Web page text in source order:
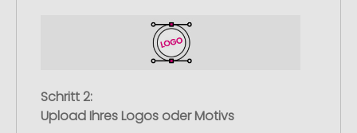
Schritt 2:
Upload Ihres Logos oder Motivs